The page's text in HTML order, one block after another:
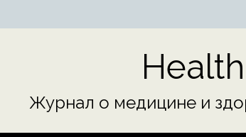
Журнал о медицине и